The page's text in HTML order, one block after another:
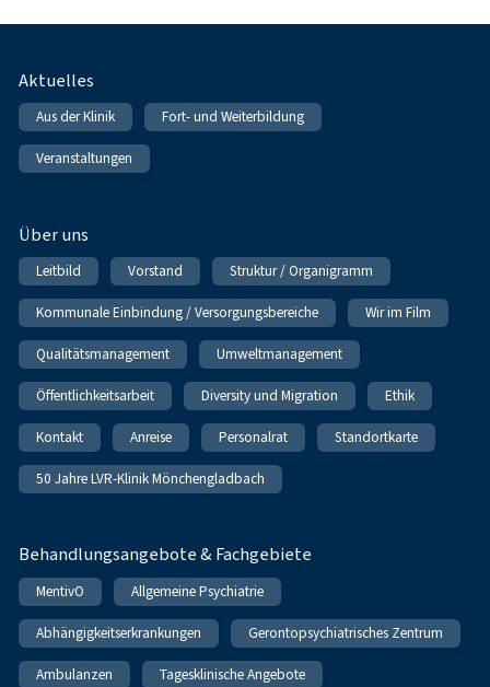
Fußnavigation
Aktuelles
Aus der Klinik Fort- und Weiterbildung
Veranstaltungen
Über uns
Leitbild Vorstand Struktur / Organigramm
Kommunale Einbindung / Versorgungsbereiche Wir im Film
Qualitätsmanagement Umweltmanagement
Öffentlichkeitsarbeit Diversity und Migration Ethik
Kontakt Anreise Personalrat Standortkarte
50 Jahre LVR-Klinik Mönchengladbach
Behandlungsangebote & Fachgebiete
MentivO Allgemeine Psychiatrie
Abhängigkeitserkrankungen Gerontopsychiatrisches Zentrum
Ambulanzen Tagesklinische Angebote